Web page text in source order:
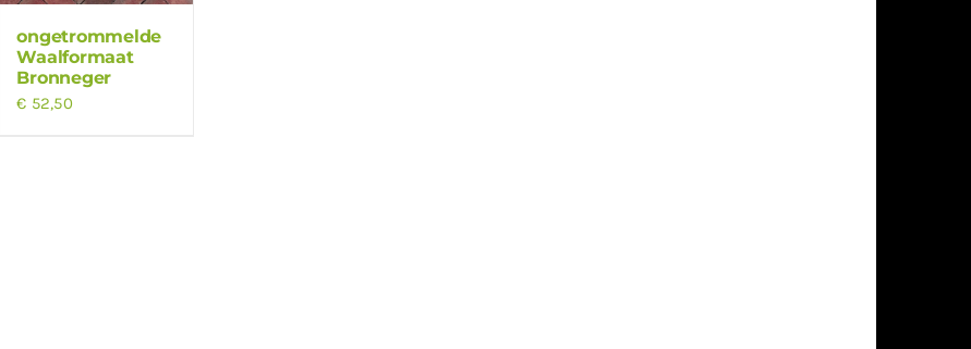
ongetrommelde
Waalformaat
Bronneger
€ 52,50